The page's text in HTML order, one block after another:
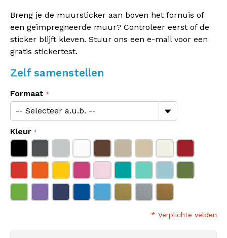
Breng je de muursticker aan boven het fornuis of
een geïmpregneerde muur? Controleer eerst of de
sticker blijft kleven. Stuur ons een e-mail voor een
gratis stickertest.
Zelf samenstellen
Formaat
Kleur
* Verplichte velden